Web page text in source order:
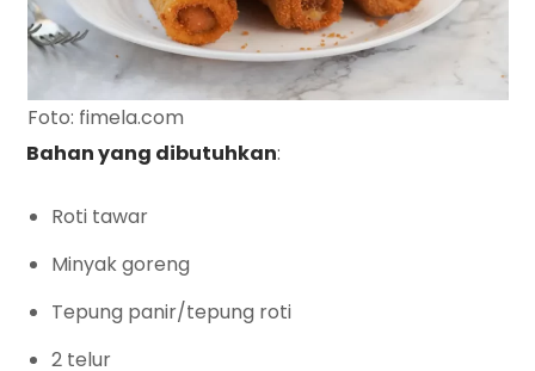
Foto: fimela.com
Bahan yang dibutuhkan:
Roti tawar
Minyak goreng
Tepung panir/tepung roti
2 telur